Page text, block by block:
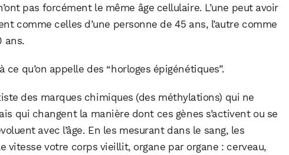
pas forcément le même âge cellulaire. L’une peut avoir
comme celles d’une personne de 45 ans, l’autre comme
ans.
ce qu’on appelle des “horloges épigénétiques”.
des marques chimiques (des méthylations) qui ne
qui changent la manière dont ces gènes s’activent ou se
avec l’âge. En les mesurant dans le sang, les
vitesse votre corps vieillit, organe par organe : cerveau,